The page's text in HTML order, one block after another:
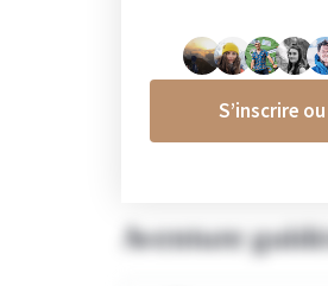
S’inscrire
Aventure